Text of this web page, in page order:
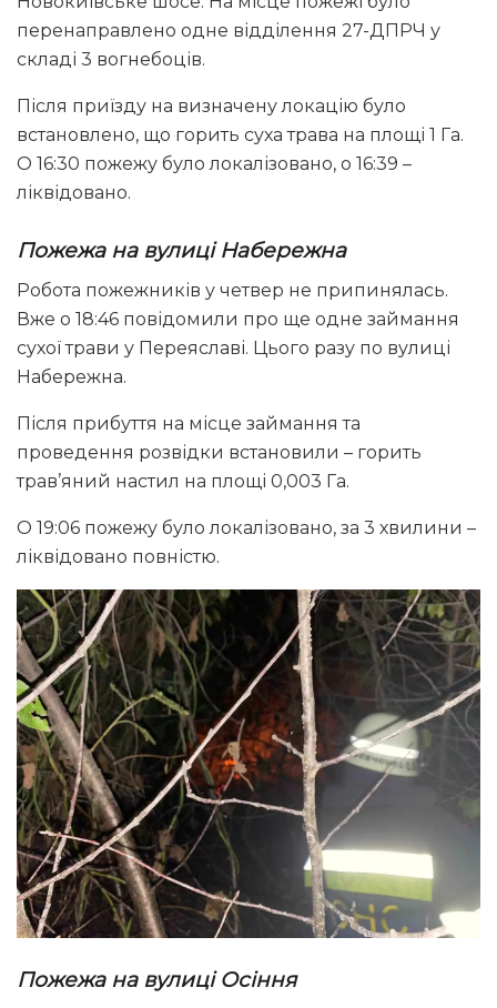
перенаправлено одне відділення 27-ДПРЧ у
складі 3 вогнебоців.
Після приїзду на визначену локацію було
встановлено, що горить суха трава на площі 1 Га.
О 16:30 пожежу було локалізовано, о 16:39 –
ліквідовано.
Пожежа на вулиці Набережна
Робота пожежників у четвер не припинялась.
Вже о 18:46 повідомили про ще одне займання
сухої трави у Переяславі. Цього разу по вулиці
Набережна.
Після прибуття на місце займання та
проведення розвідки встановили – горить
трав’яний настил на площі 0,003 Га.
О 19:06 пожежу було локалізовано, за 3 хвилини –
ліквідовано повністю.
Пожежа на вулиці Осіння